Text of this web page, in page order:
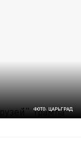
ФОТО: ЦАРЬГРАД